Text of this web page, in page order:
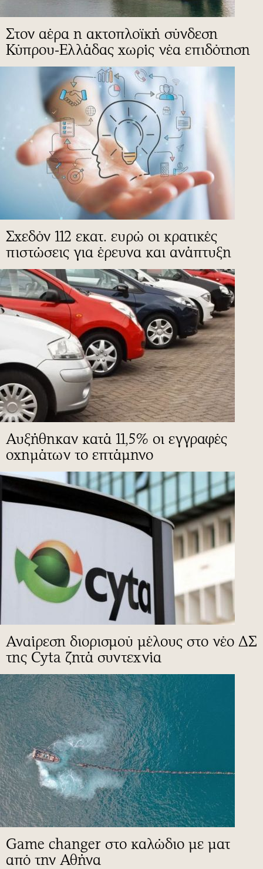
Στον αέρα η ακτοπλοϊκή σύνδεση
Κύπρου-Ελλάδας χωρίς νέα επιδότηση
Σχεδόν 112 εκατ. ευρώ οι κρατικές
πιστώσεις για έρευνα και ανάπτυξη
Αυξήθηκαν κατά 11,5% οι εγγραφές
οχημάτων το επτάμηνο
Αναίρεση διορισμού μέλους στο νέο ΔΣ
της Cyta ζητά συντεχνία
Game changer στο καλώδιο με ματ
από την Αθήνα